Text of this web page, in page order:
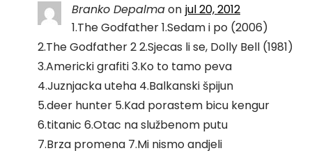
Branko Depalmaon jul 20, 2012
1.The Godfather 1.Sedam i po (2006)
2.The Godfather 2 2.Sjecas li se, Dolly Bell (1981)
3.Americki grafiti 3.Ko to tamo peva
4.Juznjacka uteha 4.Balkanski špijun
5.deer hunter 5.Kad porastem bicu kengur
6.titanic 6.Otac na službenom putu
7.Brza promena 7.Mi nismo andjeli